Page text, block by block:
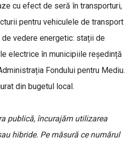
cu efect de seră în transporturi,
pentru vehiculele de transport
vedere energetic: stații de
electrice în municipiile reședință
Fondului pentru Mediu.
din bugetul local.
publică, încurajăm utilizarea
hibride. Pe măsură ce numărul